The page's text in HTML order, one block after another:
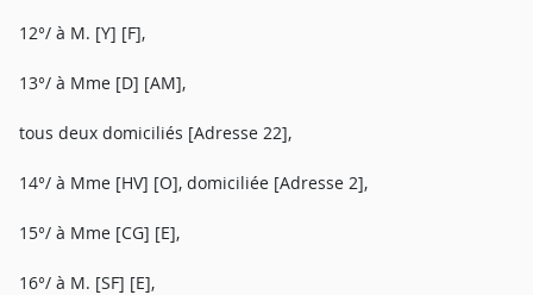
12°/ à M. [Y] [F],
13°/ à Mme [D] [AM],
tous deux domiciliés [Adresse 22],
14°/ à Mme [HV] [O], domiciliée [Adresse 2],
15°/ à Mme [CG] [E],
16°/ à M. [SF] [E],